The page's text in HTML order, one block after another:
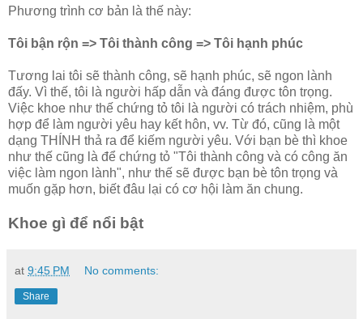
Phương trình cơ bản là thế này:
Tôi bận rộn => Tôi thành công => Tôi hạnh phúc
Tương lai tôi sẽ thành công, sẽ hạnh phúc, sẽ ngon lành
đấy. Vì thế, tôi là người hấp dẫn và đáng được tôn trọng.
Việc khoe như thế chứng tỏ tôi là người có trách nhiệm, phù
hợp để làm người yêu hay kết hôn, vv. Từ đó, cũng là một
dạng THÍNH thả ra để kiếm người yêu. Với bạn bè thì khoe
như thế cũng là để chứng tỏ "Tôi thành công và có công ăn
việc làm ngon lành", như thế sẽ được bạn bè tôn trọng và
muốn gặp hơn, biết đâu lại có cơ hội làm ăn chung.
Khoe gì để nổi bật
at 9:45 PM No comments:
Share